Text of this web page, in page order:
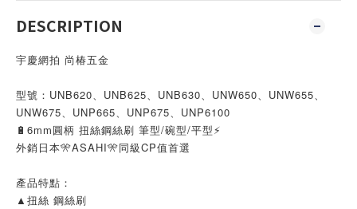
DESCRIPTION
宇慶網拍 尚椿五金
型號：UNB620、UNB625、UNB630、UNW650、UNW655、
UNW675、UNP665、UNP675、UNP6100
🔋6mm圓柄 扭絲鋼絲刷 筆型/碗型/平型⚡
外銷日本🎌ASAHI🎌同級CP值首選
產品特點：
▲扭絲 鋼絲刷